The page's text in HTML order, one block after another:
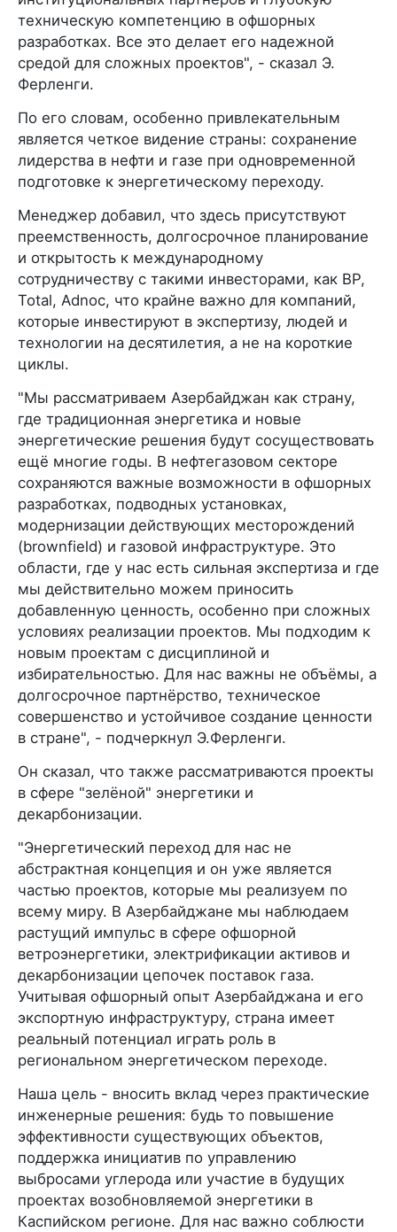
техническую компетенцию в офшорных
разработках. Все это делает его надежной
средой для сложных проектов", - сказал Э.
Ферленги.
По его словам, особенно привлекательным
является четкое видение страны: сохранение
лидерства в нефти и газе при одновременной
подготовке к энергетическому переходу.
Менеджер добавил, что здесь присутствуют
преемственность, долгосрочное планирование
и открытость к международному
сотрудничеству с такими инвесторами, как BP,
Total, Adnoc, что крайне важно для компаний,
которые инвестируют в экспертизу, людей и
технологии на десятилетия, а не на короткие
циклы.
"Мы рассматриваем Азербайджан как страну,
где традиционная энергетика и новые
энергетические решения будут сосуществовать
ещё многие годы. В нефтегазовом секторе
сохраняются важные возможности в офшорных
разработках, подводных установках,
модернизации действующих месторождений
(brownfield) и газовой инфраструктуре. Это
области, где у нас есть сильная экспертиза и где
мы действительно можем приносить
добавленную ценность, особенно при сложных
условиях реализации проектов. Мы подходим к
новым проектам с дисциплиной и
избирательностью. Для нас важны не объёмы, а
долгосрочное партнёрство, техническое
совершенство и устойчивое создание ценности
в стране", - подчеркнул Э.Ферленги.
Он сказал, что также рассматриваются проекты
в сфере "зелёной" энергетики и
декарбонизации.
"Энергетический переход для нас не
абстрактная концепция и он уже является
частью проектов, которые мы реализуем по
всему миру. В Азербайджане мы наблюдаем
растущий импульс в сфере офшорной
ветроэнергетики, электрификации активов и
декарбонизации цепочек поставок газа.
Учитывая офшорный опыт Азербайджана и его
экспортную инфраструктуру, страна имеет
реальный потенциал играть роль в
региональном энергетическом переходе.
Наша цель - вносить вклад через практические
инженерные решения: будь то повышение
эффективности существующих объектов,
поддержка инициатив по управлению
выбросами углерода или участие в будущих
проектах возобновляемой энергетики в
Каспийском регионе. Для нас важно соблюсти